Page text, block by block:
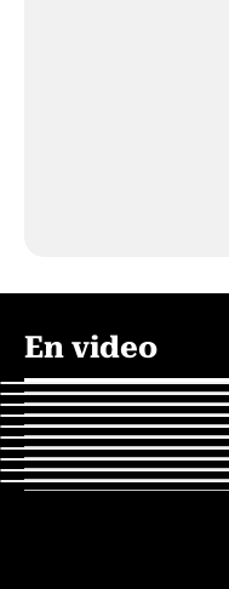
En video